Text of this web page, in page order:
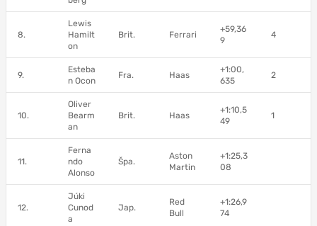
8.
Lewis
Hamilt
on
Brit. Ferrari
+59,36
9
4
9.
Esteba
n Ocon
Fra. Haas
+1:00,
635
2
10.
Oliver
Bearm
an
Brit. Haas
+1:10,5
49
1
11.
Ferna
ndo
Alonso
Špa.
Aston
Martin
+1:25,3
08
12.
Júki
Cunod
a
Jap.
Red
Bull
+1:26,9
74